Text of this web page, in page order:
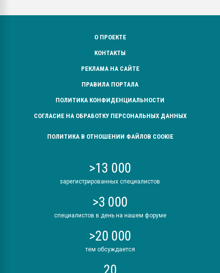
О ПРОЕКТЕ
КОНТАКТЫ
РЕКЛАМА НА САЙТЕ
ПРАВИЛА ПОРТАЛА
ПОЛИТИКА КОНФИДЕНЦИАЛЬНОСТИ
СОГЛАСИЕ НА ОБРАБОТКУ ПЕРСОНАЛЬНЫХ ДАННЫХ
ПОЛИТИКА В ОТНОШЕНИИ ФАЙЛОВ COOKIE
>13 000
зарегистрированных специалистов
>3 000
специалистов в день на нашем форуме
>20 000
тем обсуждается
20